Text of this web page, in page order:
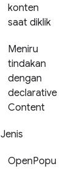
konten
saat diklik
Meniru
tindakan
dengan
declarative
Content
Jenis
OpenPopu